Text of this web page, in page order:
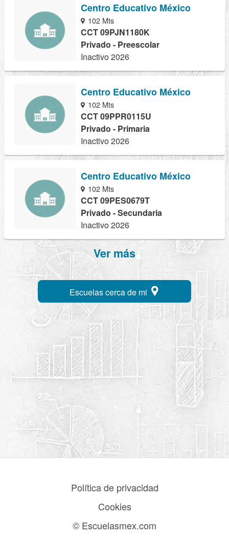
Centro Educativo México
102 Mts
CCT 09PJN1180K
Privado - Preescolar
Inactivo 2026
Centro Educativo México
102 Mts
CCT 09PPR0115U
Privado - Primaria
Inactivo 2026
Centro Educativo México
102 Mts
CCT 09PES0679T
Privado - Secundaria
Inactivo 2026
Ver más
Escuelas cerca de mi
Política de privacidad
Cookies
© Escuelasmex.com